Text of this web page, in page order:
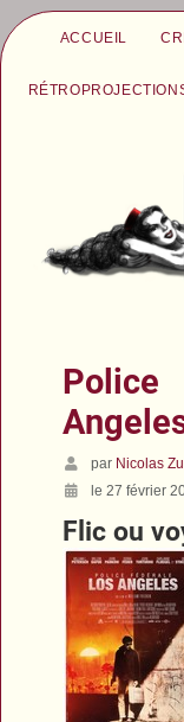
ACCUEIL
par Nicolas
le 27 février
Flic ou